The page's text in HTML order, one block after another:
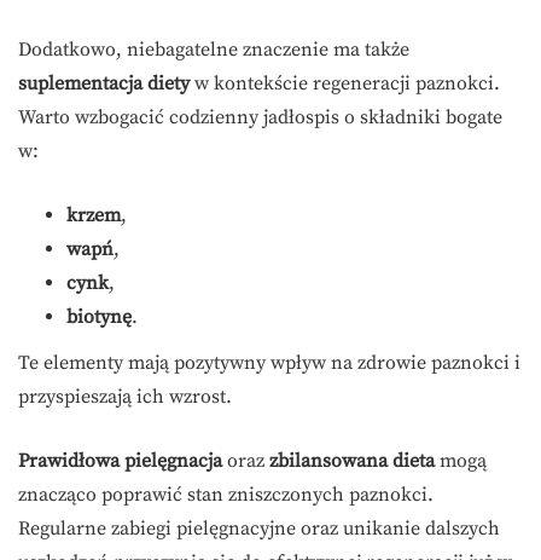
Dodatkowo, niebagatelne znaczenie ma także
suplementacja dietyw kontekście regeneracji paznokci.
Warto wzbogacić codzienny jadłospis o składniki bogate
w:
krzem,
wapń,
cynk,
biotynę.
Te elementy mają pozytywny wpływ na zdrowie paznokci i
przyspieszają ich wzrost.
Prawidłowa pielęgnacjaoraz zbilansowana dietamogą
znacząco poprawić stan zniszczonych paznokci.
Regularne zabiegi pielęgnacyjne oraz unikanie dalszych